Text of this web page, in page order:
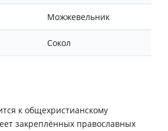
Можжевельник
Сокол
к общехристианскому
закреплённых православных